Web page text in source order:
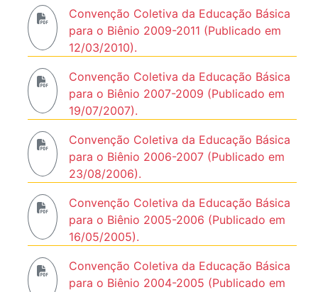
Convenção Coletiva da Educação Básica
para o Biênio 2009-2011 (Publicado em
12/03/2010).
Convenção Coletiva da Educação Básica
para o Biênio 2007-2009 (Publicado em
19/07/2007).
Convenção Coletiva da Educação Básica
para o Biênio 2006-2007 (Publicado em
23/08/2006).
Convenção Coletiva da Educação Básica
para o Biênio 2005-2006 (Publicado em
16/05/2005).
Convenção Coletiva da Educação Básica
para o Biênio 2004-2005 (Publicado em